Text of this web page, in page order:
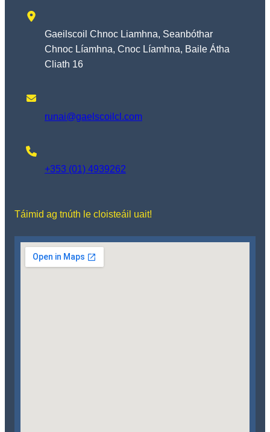
Gaeilscoil Chnoc Liamhna, Seanbóthar
Chnoc Líamhna, Cnoc Líamhna, Baile Átha
Cliath 16
runai@gaelscoilcl.com
+353 (01) 4939262
Táimid ag tnúth le cloisteáil uait!